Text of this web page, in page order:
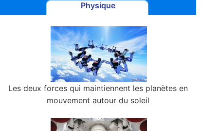
Physique
Les deux forces qui maintiennent les planètes en
mouvement autour du soleil